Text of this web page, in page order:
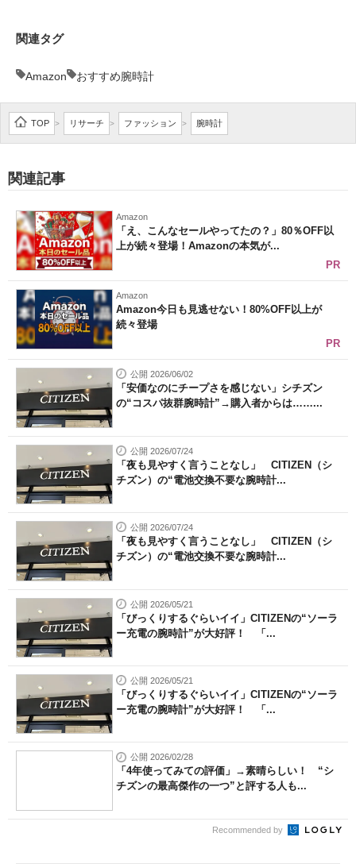
関連タグ
Amazon おすすめ腕時計
TOP > リサーチ > ファッション > 腕時計
関連記事
Amazon
「え、こんなセールやってたの？」80％OFF以
上が続々登場！Amazonの本気が...
PR
Amazon
Amazon今日も見逃せない！80%OFF以上が
続々登場
PR
公開 2026/06/02
「安価なのにチープさを感じない」シチズン
の“コスパ抜群腕時計”→購入者からは……...
公開 2026/07/24
「夜も見やすく言うことなし」 CITIZEN（シ
チズン）の“電池交換不要な腕時計...
公開 2026/07/24
「夜も見やすく言うことなし」 CITIZEN（シ
チズン）の“電池交換不要な腕時計...
公開 2026/05/21
「びっくりするぐらいイイ」CITIZENの“ソーラ
ー充電の腕時計”が大好評！ 「...
公開 2026/05/21
「びっくりするぐらいイイ」CITIZENの“ソーラ
ー充電の腕時計”が大好評！ 「...
公開 2026/02/28
「4年使ってみての評価」→素晴らしい！ “シ
チズンの最高傑作の一つ”と評する人も...
Recommended by